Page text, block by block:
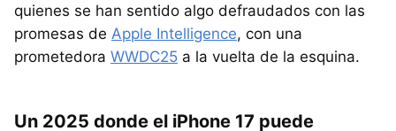
quienes se han sentido algo defraudados con las
promesas de Apple Intelligence, con una
prometedora WWDC25 a la vuelta de la esquina.
Un 2025 donde el iPhone 17 puede